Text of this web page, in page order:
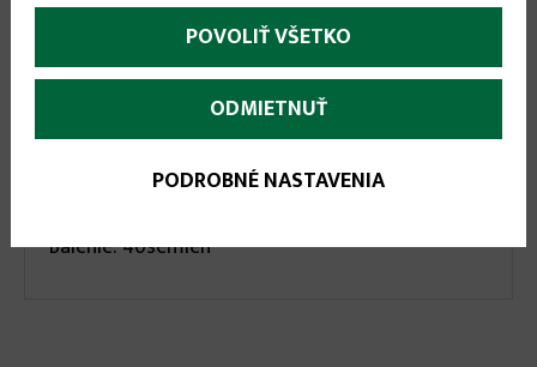
netradičnými plodmi čiernej farby s nepatrným
zeleným žíhaním na špičke. V botanickej zrelosti
sú plody čierne s červeným prefarbením na
špičke. Dužina je červená. Na jednom vijane
dozrieva 8-10 plodov s hmotnosťou 50-55 g.
Odroda je rezistentná proti Verticilium sp. - rasa
Balenie: 40semien
POVOLIŤ VŠETKO
ODMIETNUŤ
PODROBNÉ NASTAVENIA